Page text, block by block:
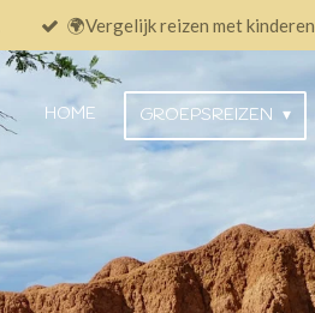
🌍Vergelijk reizen met kinderen
HOME GROEPSREIZEN